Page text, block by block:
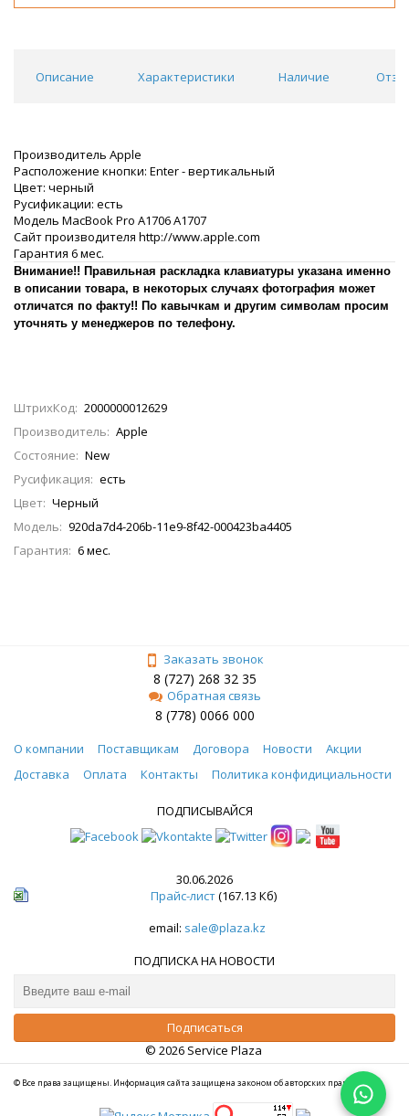
Описание Характеристики Наличие
Производитель Apple
Расположение кнопки: Enter - вертикальный
Цвет: черный
Русификации: есть
Модель MacBook Pro A1706 A1707
Сайт производителя http://www.apple.com
Гарантия 6 мес.
Внимание!! Правильная раскладка клавиатуры указана именно
в описании товара, в некоторых случаях фотография может
отличатся по факту!! По кавычкам и другим символам просим
уточнять у менеджеров по телефону.
ШтрихКод: 2000000012629
Производитель: Apple
Состояние: New
Русификация: есть
Цвет: Черный
Модель: 920da7d4-206b-11e9-8f42-000423ba4405
Гарантия: 6 мес.
Заказать звонок
8 (727) 268 32 35
Обратная связь
8 (778) 0066 000
О компании Поставщикам Договора Новости
Акции
Доставка
Оплата Контакты Политика конфидициальности
ПОДПИСЫВАЙСЯ
30.06.2026
Прайс-лист(167.13 Кб)
email: sale@plaza.kz
ПОДПИСКА НА НОВОСТИ
© 2026 Service Plaza
© Все права защищены. Информация сайта защищена законом об авторских правах.